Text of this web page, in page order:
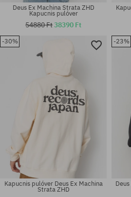
Elérhető méretek:
Deus Ex Machina Strata ZHD
Kapucnis pulóver
54880 Ft38390 Ft
-30%
Kapucnis pulóver Deus Ex Machina
Strata ZHD
-23%